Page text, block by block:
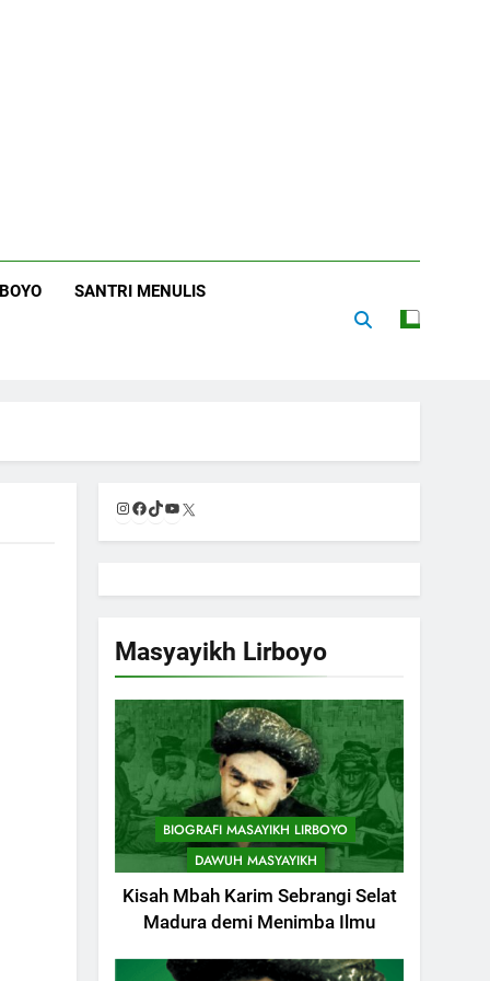
SANTRI MENULIS
Instagram
Facebook
TikTok
YouTube
Masyayikh Lirboyo
BIOGRAFI MASAYIKH LIRBOYO
DAWUH MASYAYIKH
Kisah Mbah Karim Sebrangi Selat
Madura demi Menimba Ilmu